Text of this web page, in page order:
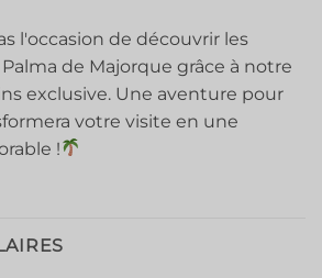
l'occasion de découvrir les
de Majorque grâce à notre
exclusive. Une aventure pour
votre visite en une
!